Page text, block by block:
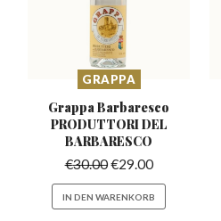
GRAPPA
Grappa Barbaresco
PRODUTTORIDEL
BARBARESCO
€30.00€29.00
IN DEN WARENKORB